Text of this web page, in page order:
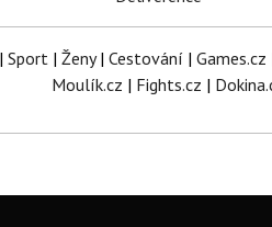
Sport| Ženy| Cestování | Games.cz
Moulík.cz | Fights.cz |